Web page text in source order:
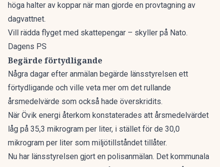
höga halter av koppar när man gjorde en provtagning av
dagvattnet.
Vill rädda flyget med skattepengar – skyller på Nato.
Dagens PS
Begärde förtydligande
Några dagar efter anmälan begärde länsstyrelsen ett
förtydligande och ville veta mer om det rullande
årsmedelvärde som också hade överskridits.
När Övik energi återkom konstaterades att årsmedelvärdet
låg på 35,3 mikrogram per liter, i stället för de 30,0
mikrogram per liter som miljötillståndet tillåter.
Nu har länsstyrelsen gjort en polisanmälan. Det kommunala